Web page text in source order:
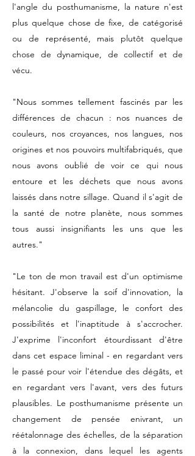
l'angle du posthumanisme, la nature n'est
plus quelque chose de fixe, de catégorisé
ou de représenté, mais plutôt quelque
chose de dynamique, de collectif et de
vécu.
"Nous sommes tellement fascinés par les
différences de chacun : nos nuances de
couleurs, nos croyances, nos langues, nos
origines et nos pouvoirs multifabriqués, que
nous avons oublié de voir ce qui nous
entoure et les déchets que nous avons
laissés dans notre sillage. Quand il s'agit de
la santé de notre planète, nous sommes
tous aussi insignifiants les uns que les
autres."
"Le ton de mon travail est d'un optimisme
hésitant. J'observe la soif d'innovation, la
mélancolie du gaspillage, le confort des
possibilités et l'inaptitude à s'accrocher.
J'exprime l'inconfort étourdissant d'être
dans cet espace liminal - en regardant vers
le passé pour voir l'étendue des dégâts, et
en regardant vers l'avant, vers des futurs
plausibles. Le posthumanisme présente un
changement de pensée enivrant, un
réétalonnage des échelles, de la séparation
à la connexion, dans lequel les agents